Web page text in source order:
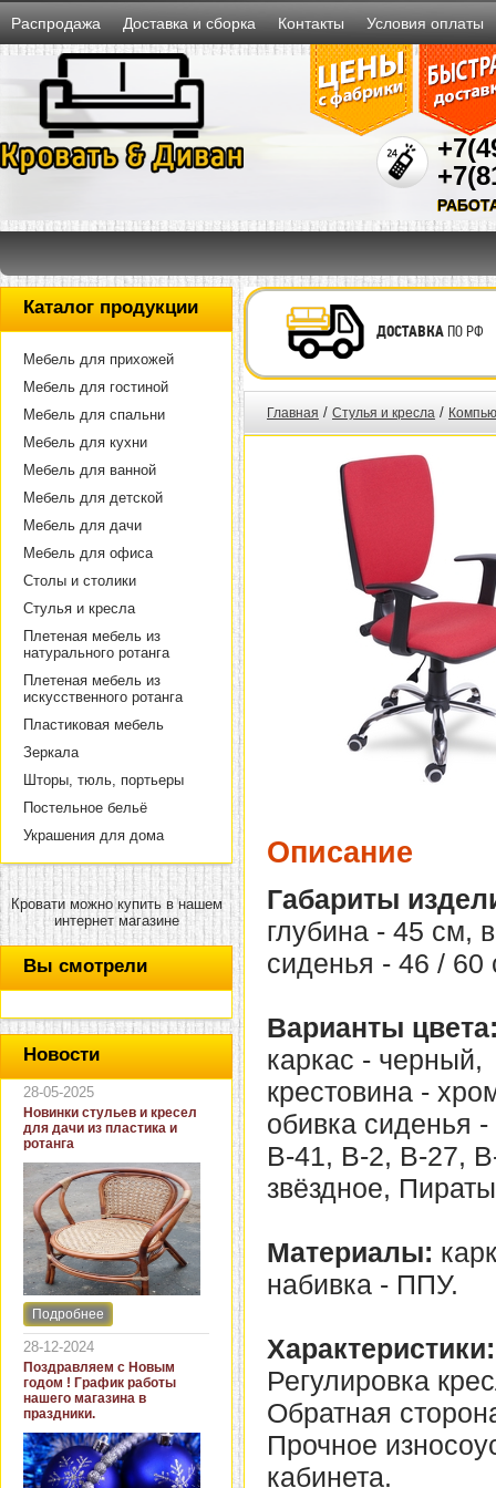
Распродажа Доставка и сборка Контакты Условия оплаты
Каталог продукции
Мебель для прихожей
Мебель для гостиной
Мебель для спальни
Мебель для кухни
Мебель для ванной
Мебель для детской
Мебель для дачи
Мебель для офиса
Столы и столики
Стулья и кресла
Плетеная мебель из
натурального ротанга
Плетеная мебель из
искусственного ротанга
Пластиковая мебель
Зеркала
Шторы, тюль, портьеры
Постельное бельё
Украшения для дома
Кровати можно купить в нашем
интернет магазине
Вы смотрели
Новости
28-05-2025
Новинки стульев и кресел
для дачи из пластика и
ротанга
Интернет-магазин "Кровать
и диван" представляет
новинки стульев и кресел
для дачи. В ассортименте
представлены как
бюджетные модели из
пластика для дачи, так и
кресла для загородных
домов из натурального и
искусственного ротанга.
Подробнее
28-12-2024
Поздравляем с Новым
годом ! График работы
нашего магазина в
праздники.
ДОСТАВКАПО РФ
Главная / Стулья и кресла /
Описание
Габариты
глубина - 45 см,
сиденья - 46 / 60
Варианты
каркас - черный,
крестовина -
обивка сиденья
В-41, В-2, В-27,
звёздное,
Материалы:
набивка - ППУ.
Характеристики:
Регулировка
Обратная
Прочное
кабинета.